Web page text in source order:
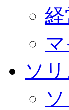
ソ